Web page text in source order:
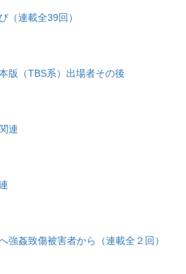
（連載全39回）
版（TBS系）出場者その後
連
強姦致傷被害者から（連載全２回）